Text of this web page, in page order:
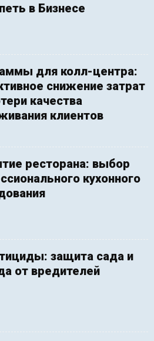
в Бизнесе
для колл-центра:
снижение затрат
качества
клиентов
ресторана: выбор
кухонного
защита сада и
от вредителей